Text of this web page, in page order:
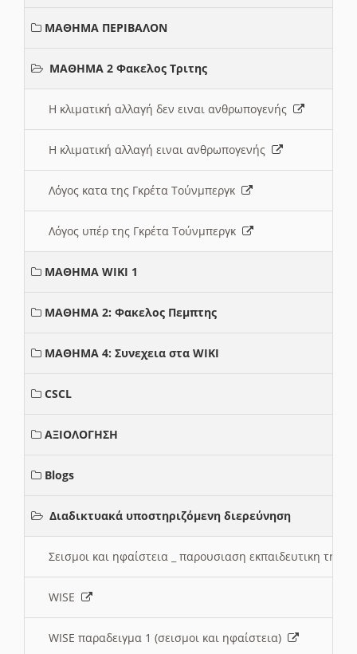
ΜΑΘΗΜΑ ΠΕΡΙΒΑΛΟΝ
ΜΑΘΗΜΑ 2 Φακελος Τριτης
Η κλιματική αλλαγή δεν ειναι ανθρωπογενής
Η κλιματική αλλαγή ειναι ανθρωπογενής
Λόγος κατα της Γκρέτα Τούνμπεργκ
Λόγος υπέρ της Γκρέτα Τούνμπεργκ
ΜΑΘΗΜΑ WIKI 1
ΜΑΘΗΜΑ 2: Φακελος Πεμπτης
ΜΑΘΗΜΑ 4: Συνεχεια στα WIKI
CSCL
ΑΞΙΟΛΟΓΗΣΗ
Blogs
Διαδικτυακά υποστηριζόμενη διερεύνηση
Σεισμοι και ηφαίστεια _ παρουσιαση εκπαιδευτικη
WISE
WISE παραδειγμα 1 (σεισμοι και ηφαίστεια)